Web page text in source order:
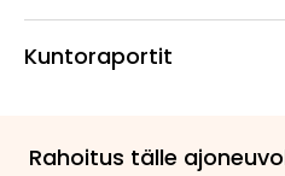
Kuntoraportit
Rahoitus tälle